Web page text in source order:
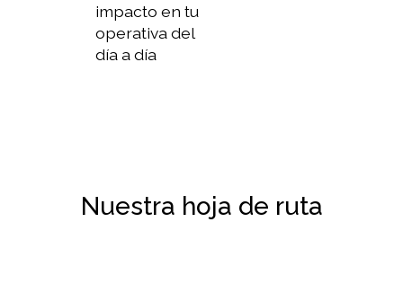
impacto en tu
operativa del
día a día
Nuestra hoja de ruta